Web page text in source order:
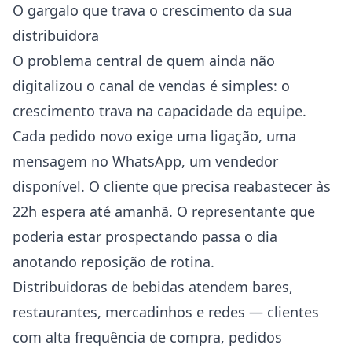
O gargalo que trava o crescimento da sua
distribuidora
O problema central de quem ainda não
digitalizou o canal de vendas é simples: o
crescimento trava na capacidade da equipe.
Cada pedido novo exige uma ligação, uma
mensagem no WhatsApp, um vendedor
disponível. O cliente que precisa reabastecer às
22h espera até amanhã. O representante que
poderia estar prospectando passa o dia
anotando reposição de rotina.
Distribuidoras de bebidas atendem bares,
restaurantes, mercadinhos e redes — clientes
com alta frequência de compra, pedidos